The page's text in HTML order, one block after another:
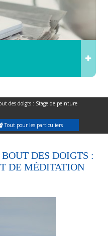
des doigts : Stage de peinture
Tout pour les particuliers
DES DOIGTS :
DE MÉDITATION